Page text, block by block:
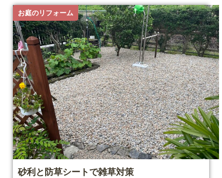
お庭のリフォーム
砂利と防草シートで雑草対策